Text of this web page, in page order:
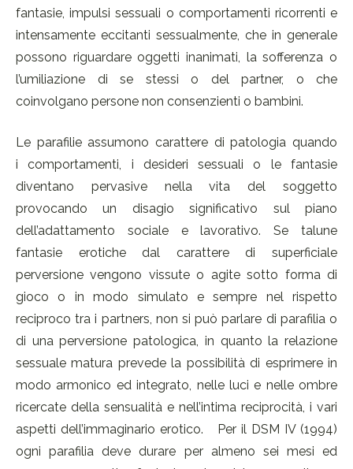
fantasie, impulsi sessuali o comportamenti ricorrenti e
intensamente eccitanti sessualmente, che in generale
possono riguardare oggetti inanimati, la sofferenza o
l’umiliazione di se stessi o del partner, o che
coinvolgano persone non consenzienti o bambini.
Le parafilie assumono carattere di patologia quando
i comportamenti, i desideri sessuali o le fantasie
diventano pervasive nella vita del soggetto
provocando un disagio significativo sul piano
dell’adattamento sociale e lavorativo. Se talune
fantasie erotiche dal carattere di superficiale
perversione vengono vissute o agite sotto forma di
gioco o in modo simulato e sempre nel rispetto
reciproco tra i partners, non si può parlare di parafilia o
di una perversione patologica, in quanto la relazione
sessuale matura prevede la possibilità di esprimere in
modo armonico ed integrato, nelle luci e nelle ombre
ricercate della sensualità e nell’intima reciprocità, i vari
aspetti dell’immaginario erotico. Per il DSM IV (1994)
ogni parafilia deve durare per almeno sei mesi ed